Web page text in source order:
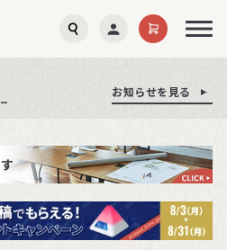
お知らせを見る
お知らせを見る
サイト障害のお知らせ(商品ページが正常に表示されない事象発生)
お知らせを見る